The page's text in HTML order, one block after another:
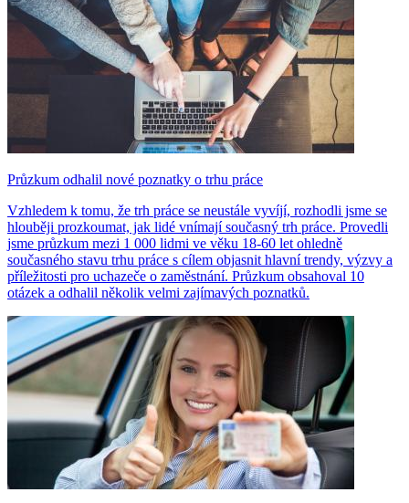
Průzkum odhalil nové poznatky o trhu práce
Vzhledem k tomu, že trh práce se neustále vyvíjí, rozhodli jsme se
hlouběji prozkoumat, jak lidé vnímají současný trh práce. Provedli
jsme průzkum mezi 1 000 lidmi ve věku 18-60 let ohledně
současného stavu trhu práce s cílem objasnit hlavní trendy, výzvy a
příležitosti pro uchazeče o zaměstnání. Průzkum obsahoval 10
otázek a odhalil několik velmi zajímavých poznatků.